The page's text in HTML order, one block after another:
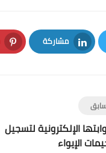
مشاركة
LinkedIn
فتح بوابتها الإلكترونية لتسجيل
الإيواء